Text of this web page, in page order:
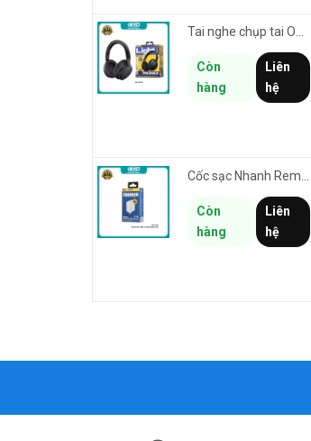
Còn
hàng
Liên
hệ
Còn
hàng
Liên
hệ